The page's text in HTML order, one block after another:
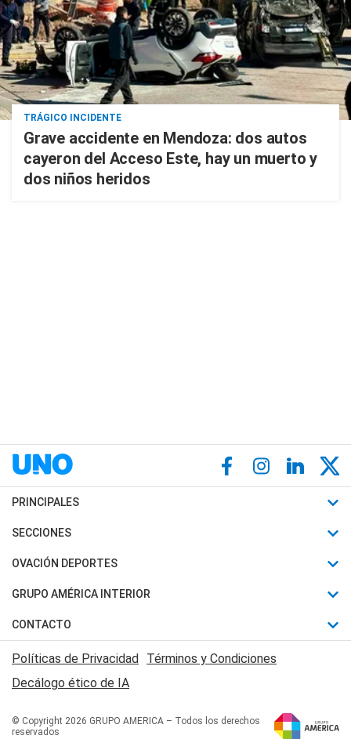
TRÁGICO INCIDENTE
Grave accidente en Mendoza: dos autos
cayeron del Acceso Este, hay un muerto y
dos niños heridos
PRINCIPALES
Últimas Noticias
Política
Judiciales
Economia
SECCIONES
Horóscopo
Motores
Trucos caseros
Series y Películas
Edictos y Solicitadas
OVACIÓN DEPORTES
Fútbol
Mundial
Automovilismo
Rugby
Básquet
GRUPO AMÉRICA INTERIOR
Canal 7 en Vivo
San Juan 8
CONTACTO
Acerca de Nosotros
Contactanos
Políticas de Privacidad Términos y Condiciones
Decálogo ético de IA
© Copyright 2026 GRUPO AMERICA – Todos los derechos
reservados